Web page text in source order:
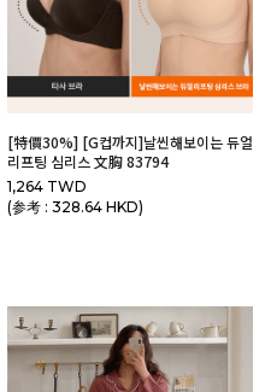
[特價30%] [G컵까지]날씬해보이는 듀얼
리프팅 심리스 文胸 83794
1,264 TWD
(参考 : 328.64 HKD)